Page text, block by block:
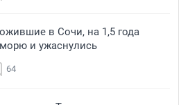
в Сочи, на 1,5 года
и ужаснулись
64